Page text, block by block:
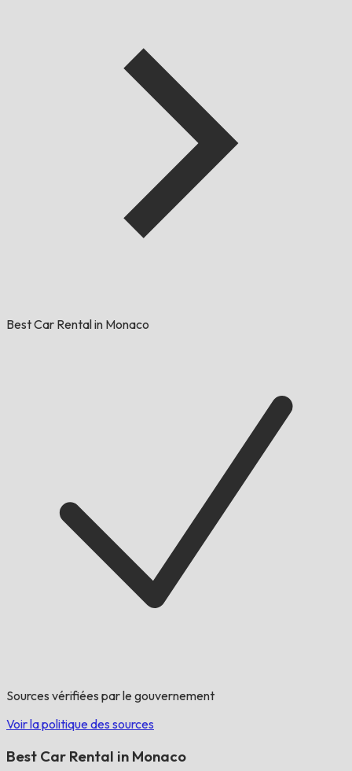
Best Car Rental in Monaco
Sources vérifiées par le gouvernement
Voir la politique des sources
Best Car Rental in Monaco